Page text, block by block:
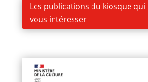
Les publications du kiosque qui
vous intéresser